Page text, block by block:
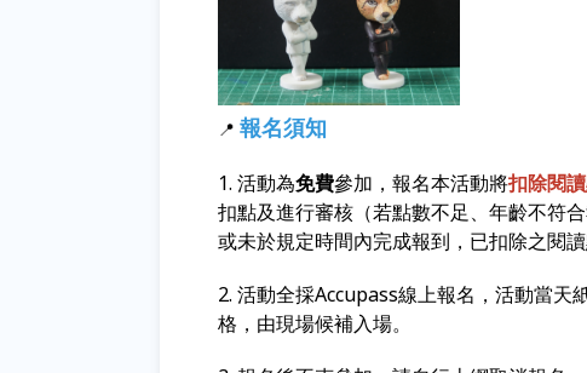
📍 報名須知
1. 活動為免費參加，報名本活動將扣除閱
扣點及進行審核（若點數不足、年齡不符
或未於規定時間內完成報到，已扣除之閱讀
2. 活動全採Accupass線上報名，活動當
格，由現場候補入場。